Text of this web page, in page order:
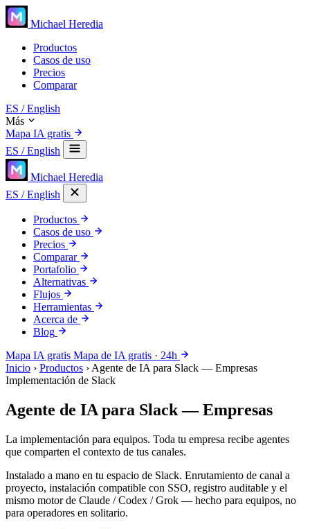
Michael Heredia
Productos
Casos de uso
Precios
Comparar
ES / English
Más
Mapa IA gratis
ES / English
Michael Heredia
ES / English
Productos
Casos de uso
Precios
Comparar
Portafolio
Alternativas
Flujos
Herramientas
Acerca de
Blog
Mapa IA gratis Mapa de IA gratis · 24h
Inicio › Productos › Agente de IA para Slack — Empresas
Implementación de Slack
Agente de IA para Slack — Empresas
La implementación para equipos. Toda tu empresa recibe agentes
que comparten el contexto de tus canales.
Instalado a mano en tu espacio de Slack. Enrutamiento de canal a
proyecto, instalación compatible con SSO, registro auditable y el
mismo motor de Claude / Codex / Grok — hecho para equipos, no
para operadores en solitario.